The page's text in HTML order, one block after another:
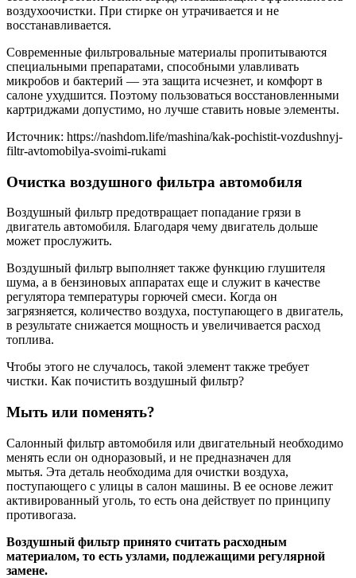
воздухоочистки. При стирке он утрачивается и не
восстанавливается.
Современные фильтровальные материалы пропитываются
специальными препаратами, способными улавливать
микробов и бактерий — эта защита исчезнет, и комфорт в
салоне ухудшится. Поэтому пользоваться восстановленными
картриджами допустимо, но лучше ставить новые элементы.
Источник: https://nashdom.life/mashina/kak-pochistit-vozdushnyj-
filtr-avtomobilya-svoimi-rukami
Очистка воздушного фильтра автомобиля
Воздушный фильтр предотвращает попадание грязи в
двигатель автомобиля. Благодаря чему двигатель дольше
может прослужить.
Воздушный фильтр выполняет также функцию глушителя
шума, а в бензиновых аппаратах еще и служит в качестве
регулятора температуры горючей смеси. Когда он
загрязняется, количество воздуха, поступающего в двигатель,
в результате снижается мощность и увеличивается расход
топлива.
Чтобы этого не случалось, такой элемент также требует
чистки. Как почистить воздушный фильтр?
Мыть или поменять?
Салонный фильтр автомобиля или двигательный необходимо
менять если он одноразовый, и не предназначен для
мытья. Эта деталь необходима для очистки воздуха,
поступающего с улицы в салон машины. В ее основе лежит
активированный уголь, то есть она действует по принципу
противогаза.
Воздушный фильтр принято считать расходным
материалом, то есть узлами, подлежащими регулярной
замене.